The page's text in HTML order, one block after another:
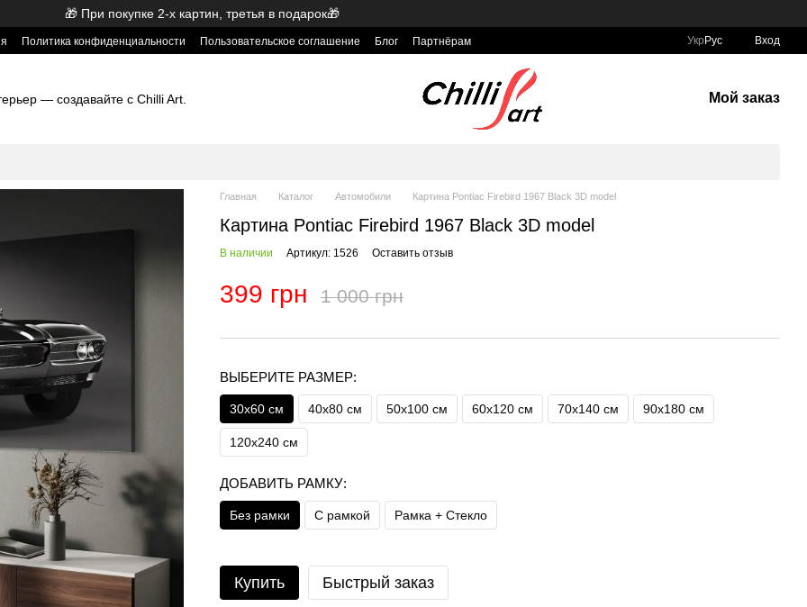
🎁 При покупке 2-х картин, третья в подарок🎁
Политика конфиденциальности Пользовательское соглашение Блог Партнёрам Укр Рус Вход
— создавайте с Chilli Art. Мой заказ
Главная Каталог Автомобили Картина Pontiac Firebird 1967 Black 3D model
Картина Pontiac Firebird 1967 Black 3D model
В наличии Артикул: 1526 Оставить отзыв
399 грн 1 000 грн
ВЫБЕРИТЕ РАЗМЕР:
30х60 см 40х80 см 50х100 см 60х120 см 70х140 см 90x180 см
120x240 см
ДОБАВИТЬ РАМКУ:
Без рамки С рамкой Рамка + Стекло
Купить Быстрый заказ